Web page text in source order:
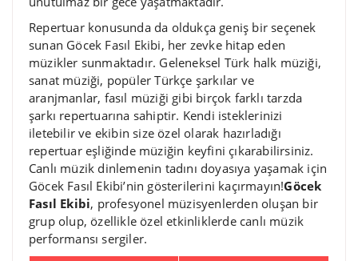
Repertuar konusunda da oldukça geniş bir seçenek
sunan Göcek Fasıl Ekibi, her zevke hitap eden
müzikler sunmaktadır. Geleneksel Türk halk müziği,
sanat müziği, popüler Türkçe şarkılar ve
aranjmanlar, fasıl müziği gibi birçok farklı tarzda
şarkı repertuarına sahiptir. Kendi isteklerinizi
iletebilir ve ekibin size özel olarak hazırladığı
repertuar eşliğinde müziğin keyfini çıkarabilirsiniz.
Canlı müzik dinlemenin tadını doyasıya yaşamak için
Göcek Fasıl Ekibi’nin gösterilerini kaçırmayın!Göcek
Fasıl Ekibi, profesyonel müzisyenlerden oluşan bir
grup olup, özellikle özel etkinliklerde canlı müzik
performansı sergiler.